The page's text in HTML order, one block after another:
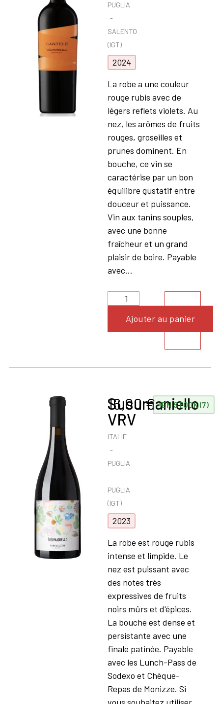
PUGLIA
SALENTO
(IGT)
2024
La robe a une couleur
rouge rubis avec de
légers reflets violets. Au
nez, les arômes de fruits
rouges, groseilles et
prunes dominent. En
bouche, ce vin se
caractérise par un bon
équilibre gustatif entre
douceur et puissance.
Vin aux tanins souples,
avec une bonne
fraîcheur et un grand
plaisir de boire. Payable
avec...
Ajouter au panierVoir le
Susumaniello
VRV
ITALIE
PUGLIA
PUGLIA
(IGT)
2023
16,00€ EN STOCK (7)
La robe est rouge rubis
intense et limpide. Le
nez est puissant avec
des notes très
expressives de fruits
noirs mûrs et d'épices.
La bouche est dense et
persistante avec une
finale patinée. Payable
avec les Lunch-Pass de
Sodexo et Chèque-
Repas de Monizze. Si